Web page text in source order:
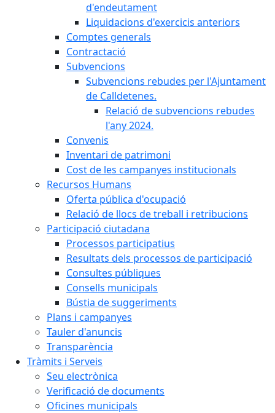
d'endeutament
Liquidacions d'exercicis anteriors
Comptes generals
Contractació
Subvencions
Subvencions rebudes per l'Ajuntament
de Calldetenes.
Relació de subvencions rebudes
l'any 2024.
Convenis
Inventari de patrimoni
Cost de les campanyes institucionals
Recursos Humans
Oferta pública d'ocupació
Relació de llocs de treball i retribucions
Participació ciutadana
Processos participatius
Resultats dels processos de participació
Consultes públiques
Consells municipals
Bústia de suggeriments
Plans i campanyes
Tauler d'anuncis
Transparència
Tràmits i Serveis
Seu electrònica
Verificació de documents
Oficines municipals